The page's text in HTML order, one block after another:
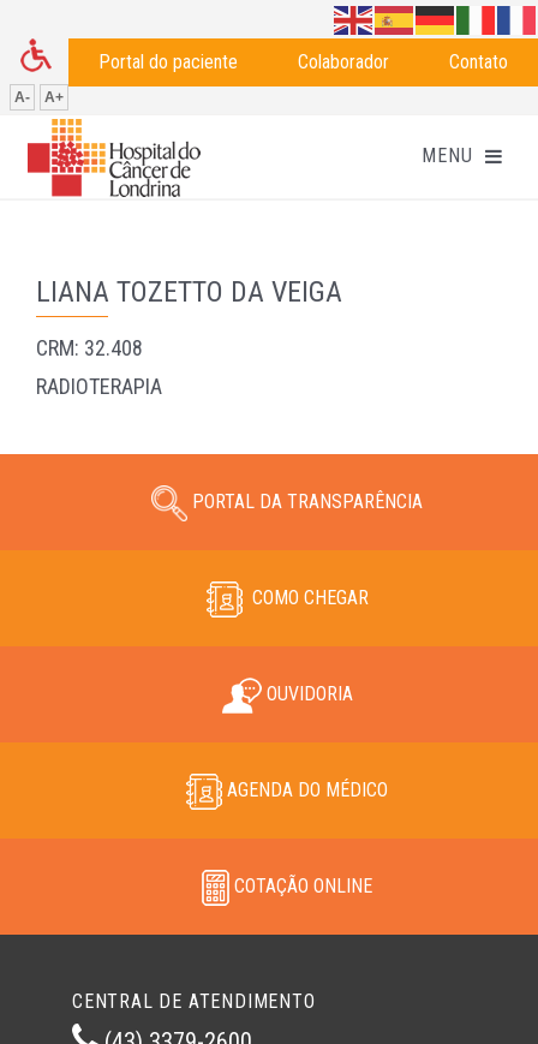
Portal do paciente Colaborador Contato
A- A+
LIANA TOZETTO DA VEIGA
CRM: 32.408
RADIOTERAPIA
PORTAL DA TRANSPARÊNCIA
COMO CHEGAR
OUVIDORIA
AGENDA DO MÉDICO
COTAÇÃO ONLINE
CENTRAL DE ATENDIMENTO